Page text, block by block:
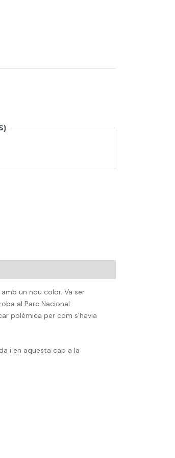
un nou color. Va ser
al Parc Nacional
polèmica per com s’havia
i en aquesta cap a la